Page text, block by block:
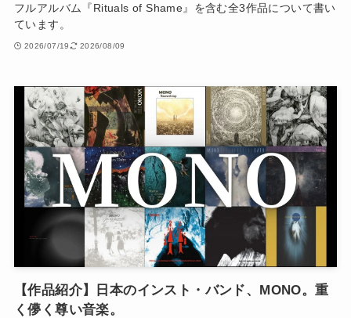
フルアルバム『Rituals of Shame』を含む全3作品について書い
ています。
2026/07/19 2026/08/09
【作品紹介】日本のインスト・バンド、MONO。重
く儚く尊い音楽。